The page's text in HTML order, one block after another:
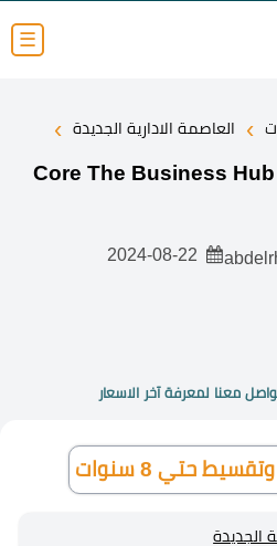
☰
› العاصمة الادارية الجديدة ›
مول كور ذا بيزنس هب Core The Business Hub
معنا لمعرفة آخر الاسعار
الجديدة